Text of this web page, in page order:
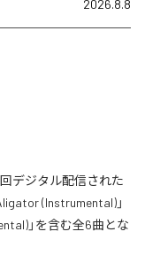
2026.8.8
デジタル配信された
(Instrumental)」
」を含む全6曲とな